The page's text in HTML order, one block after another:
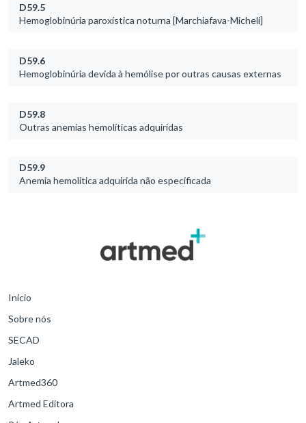
D59.5
Hemoglobinúria paroxística noturna [Marchiafava-Micheli]
D59.6
Hemoglobinúria devida à hemólise por outras causas externas
D59.8
Outras anemias hemolíticas adquiridas
D59.9
Anemia hemolítica adquirida não especificada
Início
Sobre nós
SECAD
Jaleko
Artmed360
Artmed Editora